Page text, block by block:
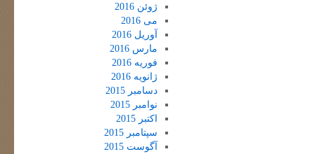
ژوئن 2016
می 2016
آوریل 2016
مارس 2016
فوریه 2016
ژانویه 2016
دسامبر 2015
نوامبر 2015
اکتبر 2015
سپتامبر 2015
آگوست 2015